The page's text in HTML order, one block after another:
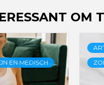
OM
EN MEDISCH